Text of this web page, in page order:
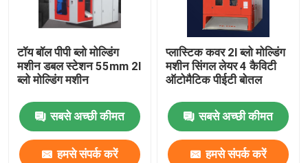
टॉय बॉल पीपी ब्लो मोल्डिंग
मशीन डबल स्टेशन 55mm 2l
ब्लो मोल्डिंग मशीन
सबसे अच्छी कीमत
हमसे संपर्क करें
प्लास्टिक कवर 2l ब्लो मोल्डिंग
मशीन सिंगल लेयर 4 कैविटी
ऑटोमैटिक पीईटी बोतल
सबसे अच्छी कीमत
हमसे संपर्क करें